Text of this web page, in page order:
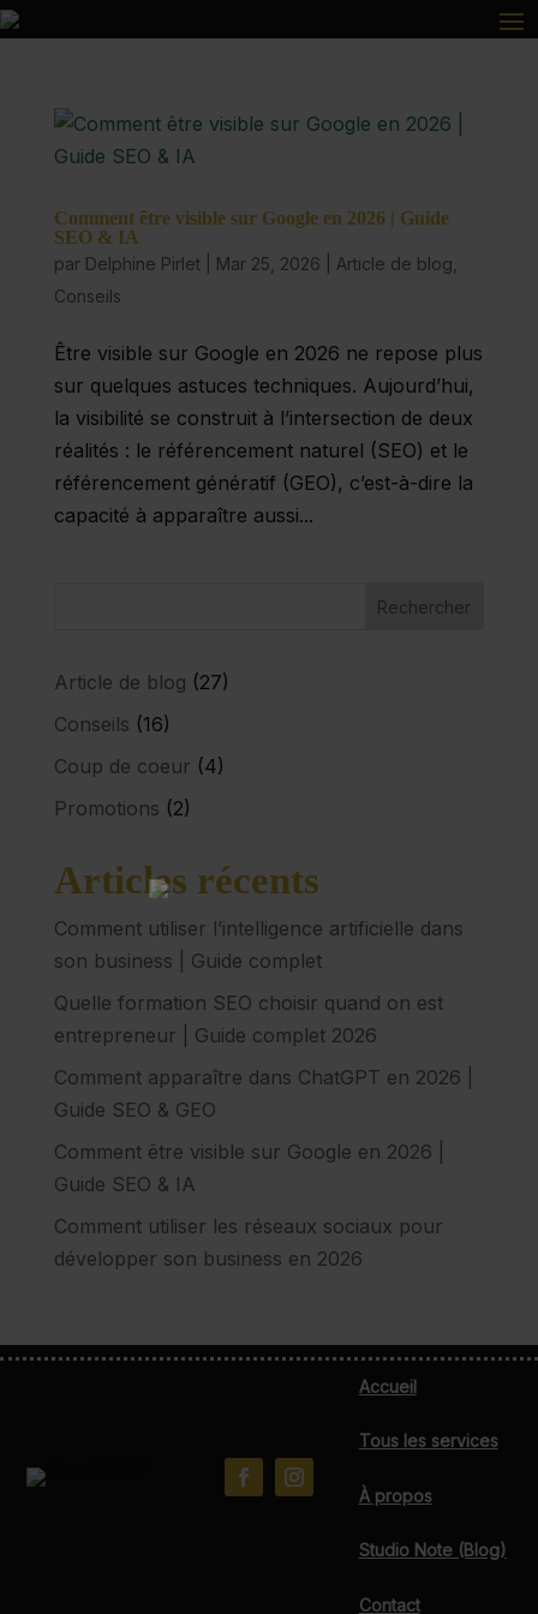
Comment être visible sur Google en 2026 | Guide
SEO & IA
par Delphine Pirlet| Mar 25, 2026 Article de blog
Conseils
Être visible sur Google en 2026 ne repose plus
sur quelques astuces techniques. Aujourd’hui,
la visibilité se construit à l’intersection de deux
réalités : le référencement naturel (SEO) et le
référencement génératif (GEO), c’est-à-dire la
capacité à apparaître aussi...
Article de blog (27)
Conseils (16)
Coup de coeur (4)
Promotions (2)
Articles récents
Comment utiliser l’intelligence artificielle dans
son business | Guide complet
Quelle formation SEO choisir quand on est
entrepreneur | Guide complet 2026
Comment apparaître dans ChatGPT en 2026 |
Guide SEO & GEO
Comment être visible sur Google en 2026 |
Guide SEO & IA
Comment utiliser les réseaux sociaux pour
développer son business en 2026
Accueil
Tous les services
À propos
Studio Note (Blog)
Contact